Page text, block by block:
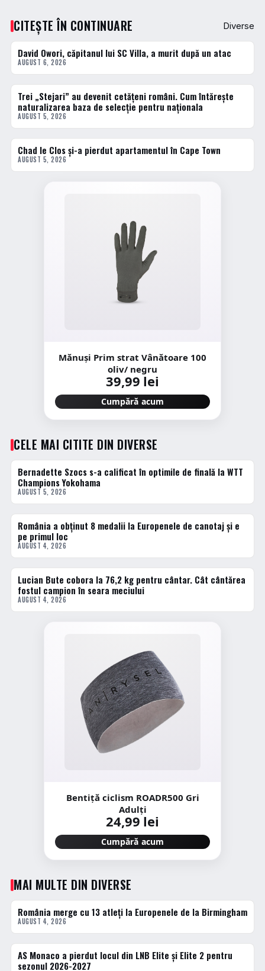
CITEȘTE ÎN CONTINUARE Diverse
DIVERSE
David Owori, căpitanul lui SC Villa, a murit după un atac
AUGUST 6, 2026
DIVERSE
Trei „Stejari” au devenit cetățeni români. Cum întărește
naturalizarea baza de selecție pentru naționala
AUGUST 5, 2026
DIVERSE
Chad le Clos și-a pierdut apartamentul în Cape Town
AUGUST 5, 2026
Mănuși Prim strat Vânătoare 100
oliv/ negru
39,99 lei
Cumpără acum
CELE MAI CITITE DIN DIVERSE
1 · TOP
Bernadette Szocs s-a calificat în optimile de finală la WTT
Champions Yokohama
AUGUST 5, 2026
2 · TOP
România a obținut 8 medalii la Europenele de canotaj și e
pe primul loc
AUGUST 4, 2026
3 · TOP
Lucian Bute cobora la 76,2 kg pentru cântar. Cât cântărea
fostul campion în seara meciului
AUGUST 4, 2026
Bentiță ciclism ROADR500 Gri
Adulți
24,99 lei
Cumpără acum
MAI MULTE DIN DIVERSE
DIVERSE
România merge cu 13 atleți la Europenele de la Birmingham
AUGUST 4, 2026
BASCHET
AS Monaco a pierdut locul din LNB Elite și Elite 2 pentru
sezonul 2026-2027